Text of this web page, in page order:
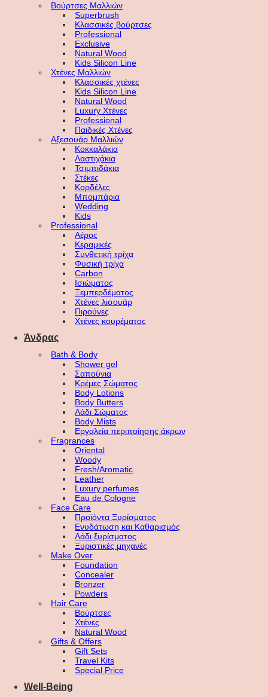
Βούρτσες Μαλλιών
Superbrush
Κλασσικές βούρτσες
Professional
Exclusive
Natural Wood
Kids Silicon Line
Χτένες Μαλλιών
Κλασσικές χτένες
Kids Silicon Line
Natural Wood
Luxury Χτένες
Professional
Παιδικές Χτένες
Αξεσουάρ Μαλλιών
Κοκκαλάκια
Λαστιχάκια
Τσιμπιδάκια
Στέκες
Κορδέλες
Μπομπάρια
Wedding
Kids
Professional
Αέρος
Κεραμικές
Συνθετική τρίχα
Φυσική τρίχα
Carbon
Ισιώματος
Ξεμπερδέματος
Χτένες λισουάρ
Πιρούνες
Χτένες κουρέματος
Άνδρας
Bath & Body
Shower gel
Σαπούνια
Κρέμες Σώματος
Body Lotions
Body Butters
Λάδι Σώματος
Body Mists
Εργαλεία περιποίησης άκρων
Fragrances
Oriental
Woody
Fresh/Aromatic
Leather
Luxury perfumes
Eau de Cologne
Face Care
Προϊόντα Ξυρίσματος
Ενυδάτωση και Καθαρισμός
Λάδι ξυρίσματος
Ξυριστικές μηχανές
Make Over
Foundation
Concealer
Bronzer
Powders
Hair Care
Βούρτσες
Χτένες
Natural Wood
Gifts & Offers
Gift Sets
Travel Kits
Special Price
Well-Being